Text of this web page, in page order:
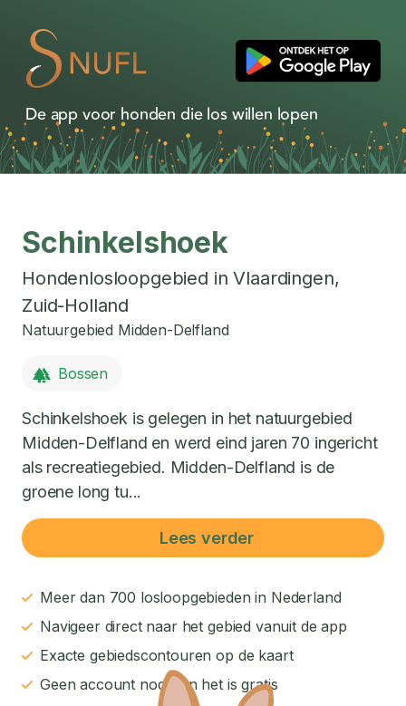
De app voor honden die los willen lopen
Schinkelshoek
Hondenlosloopgebied in Vlaardingen,
Zuid-Holland
Natuurgebied Midden-Delfland
Bossen
Schinkelshoek is gelegen in het natuurgebied
Midden-Delfland en werd eind jaren 70 ingericht
als recreatiegebied. Midden-Delfland is de
groene long tu...
Lees verder
Meer dan 700 losloopgebieden in Nederland
Navigeer direct naar het gebied vanuit de app
Exacte gebiedscontouren op de kaart
Geen account nodig en het is gratis